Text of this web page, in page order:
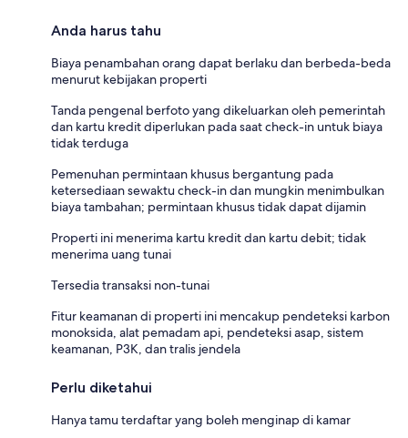
Anda harus tahu
Biaya penambahan orang dapat berlaku dan berbeda-beda
menurut kebijakan properti
Tanda pengenal berfoto yang dikeluarkan oleh pemerintah
dan kartu kredit diperlukan pada saat check-in untuk biaya
tidak terduga
Pemenuhan permintaan khusus bergantung pada
ketersediaan sewaktu check-in dan mungkin menimbulkan
biaya tambahan; permintaan khusus tidak dapat dijamin
Properti ini menerima kartu kredit dan kartu debit; tidak
menerima uang tunai
Tersedia transaksi non-tunai
Fitur keamanan di properti ini mencakup pendeteksi karbon
monoksida, alat pemadam api, pendeteksi asap, sistem
keamanan, P3K, dan tralis jendela
Perlu diketahui
Hanya tamu terdaftar yang boleh menginap di kamar